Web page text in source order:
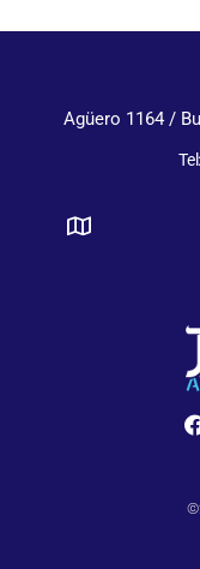
Agüero 1164 /